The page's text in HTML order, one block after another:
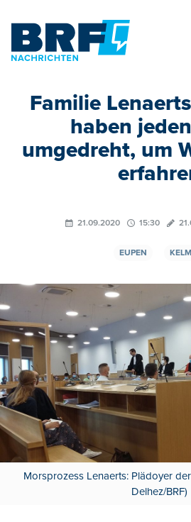
Familie
haben
umgedreht, um
21.09.2020 15:30
EUPEN
Morsprozess Lenaerts: Plädoyer
Delhez/BRF)